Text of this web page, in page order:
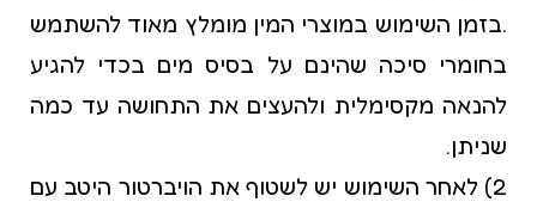
.בזמן השימוש במוצרי המין מומלץ מאוד להשתמש
בחומרי סיכה שהינם על בסיס מים בכדי להגיע
להנאה מקסימלית ולהעצים את התחושה עד כמה
שניתן.
2) לאחר השימוש יש לשטוף את הויברטור היטב עם